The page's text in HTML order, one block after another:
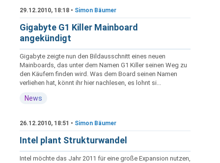
29.12.2010, 18:18 • Simon Bäumer
Gigabyte G1 Killer Mainboard
angekündigt
Gigabyte zeigte nun den Bildausschnitt eines neuen
Mainboards, das unter dem Namen G1 Killer seinen Weg zu
den Käufern finden wird. Was dem Board seinen Namen
verliehen hat, könnt ihr hier nachlesen, es lohnt si...
News
26.12.2010, 18:51 • Simon Bäumer
Intel plant Strukturwandel
Intel möchte das Jahr 2011 für eine große Expansion nutzen,